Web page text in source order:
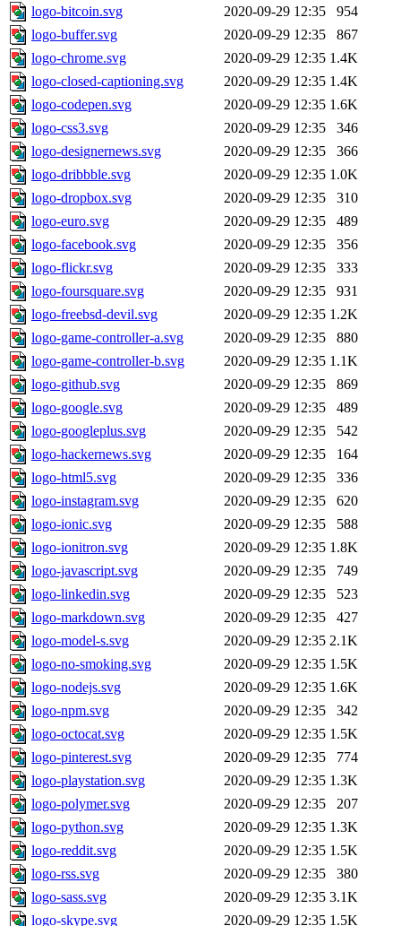
logo-bitcoin.svg
2020-09-29 12:35
954
logo-buffer.svg
2020-09-29 12:35
867
logo-chrome.svg
2020-09-29 12:35 1.4K
logo-closed-captioning.svg
2020-09-29 12:35 1.4K
logo-codepen.svg
2020-09-29 12:35 1.6K
logo-css3.svg
2020-09-29 12:35
346
logo-designernews.svg
2020-09-29 12:35
366
logo-dribbble.svg
2020-09-29 12:35 1.0K
logo-dropbox.svg
2020-09-29 12:35
310
logo-euro.svg
2020-09-29 12:35
489
logo-facebook.svg
2020-09-29 12:35
356
logo-flickr.svg
2020-09-29 12:35
333
logo-foursquare.svg
2020-09-29 12:35
931
logo-freebsd-devil.svg
2020-09-29 12:35 1.2K
logo-game-controller-a.svg
2020-09-29 12:35
880
logo-game-controller-b.svg
2020-09-29 12:35 1.1K
logo-github.svg
2020-09-29 12:35
869
logo-google.svg
2020-09-29 12:35
489
logo-googleplus.svg
2020-09-29 12:35
542
logo-hackernews.svg
2020-09-29 12:35
164
logo-html5.svg
2020-09-29 12:35
336
logo-instagram.svg
2020-09-29 12:35
620
logo-ionic.svg
2020-09-29 12:35
588
logo-ionitron.svg
2020-09-29 12:35 1.8K
logo-javascript.svg
2020-09-29 12:35
749
logo-linkedin.svg
2020-09-29 12:35
523
logo-markdown.svg
2020-09-29 12:35
427
logo-model-s.svg
2020-09-29 12:35 2.1K
logo-no-smoking.svg
2020-09-29 12:35 1.5K
logo-nodejs.svg
2020-09-29 12:35 1.6K
logo-npm.svg
2020-09-29 12:35
342
logo-octocat.svg
2020-09-29 12:35 1.5K
logo-pinterest.svg
2020-09-29 12:35
774
logo-playstation.svg
2020-09-29 12:35 1.3K
logo-polymer.svg
2020-09-29 12:35
207
logo-python.svg
2020-09-29 12:35 1.3K
logo-reddit.svg
2020-09-29 12:35 1.5K
logo-rss.svg
2020-09-29 12:35
380
logo-sass.svg
2020-09-29 12:35 3.1K
logo-skype.svg
2020-09-29 12:35 1.5K